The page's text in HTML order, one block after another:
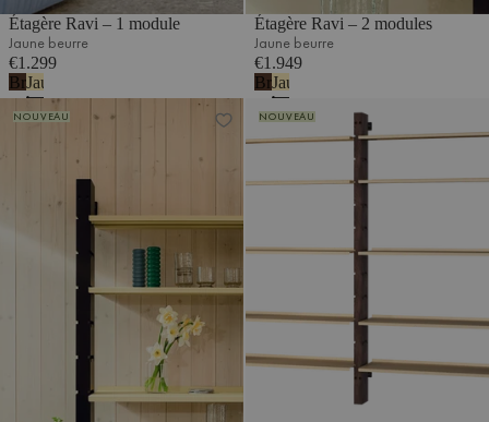
Étagère Ravi – 1 module
Jaune beurre
€1.299
Brun
cacao
Jaune
beurre
Étagère Ravi – 2 modules
Jaune beurre
€1.949
Brun
cacao
Jaune
beurre
Étagère Ravi – 2 modules
NOUVEAU NOUVEAU